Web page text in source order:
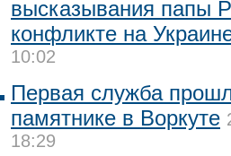
высказывания папы
конфликте на
10:02
Первая служба
памятнике в Воркуте
18:29